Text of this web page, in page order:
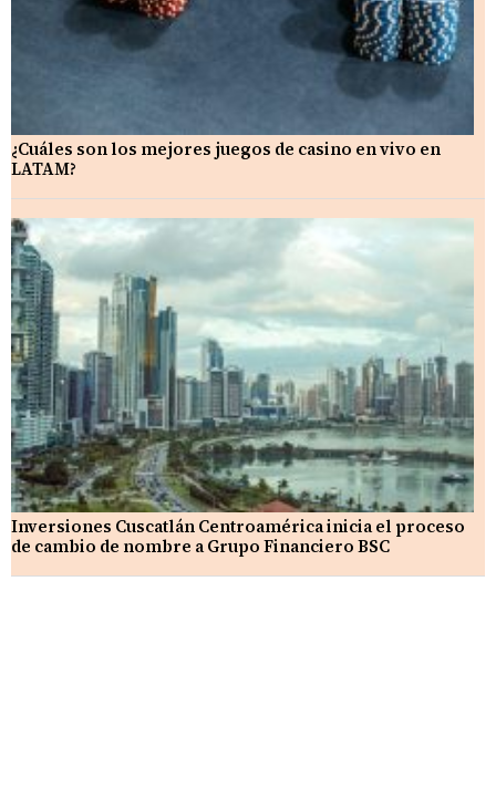
¿Cuáles son los mejores juegos de casino en vivo en
LATAM?
Inversiones Cuscatlán Centroamérica inicia el proceso
de cambio de nombre a Grupo Financiero BSC